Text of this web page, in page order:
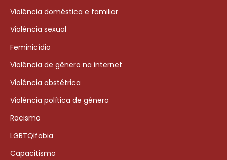
Violência doméstica e familiar
Violência sexual
Feminicídio
Violência de gênero na internet
Violência obstétrica
Violência política de gênero
Racismo
LGBTQIfobia
Capacitismo